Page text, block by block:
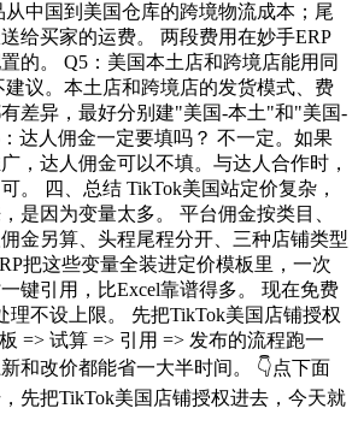
中国到美国仓库的跨境物流成本；尾
给买家的运费。 两段费用在妙手ERP
的。 Q5：美国本土店和跨境店能用同
议。本土店和跨境店的发货模式、费
差异，最好分别建"美国-本土"和"美国-
达人佣金一定要填吗？ 不一定。如果
，达人佣金可以不填。与达人合作时，
。 四、总结 TikTok美国站定价复杂，
是因为变量太多。 平台佣金按类目、
金另算、头程尾程分开、三种店铺类型
把这些变量全装进定价模板里，一次
键引用，比Excel靠谱得多。 现在免费
理不设上限。 先把TikTok美国店铺授权
=> 试算 => 引用 => 发布的流程跑一
和改价都能省一大半时间。 👇点下面
先把TikTok美国店铺授权进去，今天就